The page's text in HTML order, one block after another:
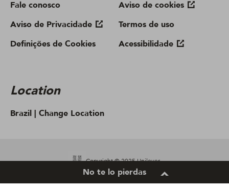
Fale conosco
Aviso de Privacidade
Definições de Cookies
Aviso de cookies
Termos de uso
Acessibilidade
Location
Brazil | Change Location
Copyright © 2025 Unilever.
No te lo pierdas